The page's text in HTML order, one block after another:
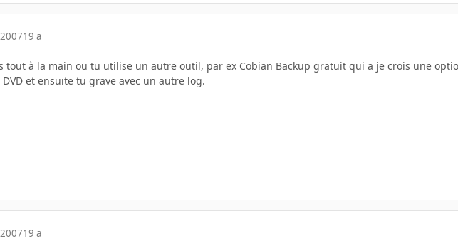
19 a
tout à la main ou tu utilise un autre outil, par ex Cobian Backup gratuit qui a je crois une
et ensuite tu grave avec un autre log.
19 a